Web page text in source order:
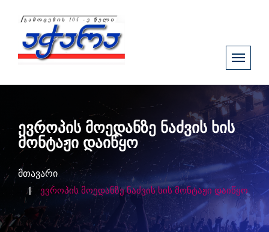
ევროპის მოედანზე ნაძვის ხის
მონტაჟი დაიწყო
მთავარი
ევროპის მოედანზე ნაძვის ხის მონტაჟი დაიწყო